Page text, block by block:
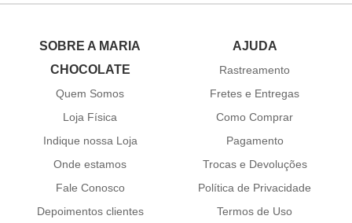
SOBRE A MARIA
CHOCOLATE
Quem Somos
Loja Física
Indique nossa Loja
Onde estamos
Fale Conosco
Depoimentos clientes
AJUDA
Rastreamento
Fretes e Entregas
Como Comprar
Pagamento
Trocas e Devoluções
Política de Privacidade
Termos de Uso